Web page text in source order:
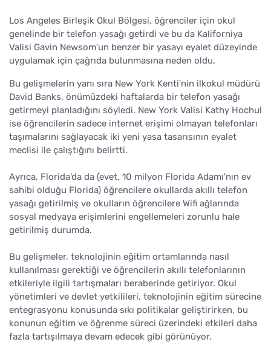
Los Angeles Birleşik Okul Bölgesi, öğrenciler için okul
genelinde bir telefon yasağı getirdi ve bu da Kaliforniya
Valisi Gavin Newsom'un benzer bir yasayı eyalet düzeyinde
uygulamak için çağrıda bulunmasına neden oldu.
Bu gelişmelerin yanı sıra New York Kenti'nin ilkokul müdürü
David Banks, önümüzdeki haftalarda bir telefon yasağı
getirmeyi planladığını söyledi. New York Valisi Kathy Hochul
ise öğrencilerin sadece internet erişimi olmayan telefonları
taşımalarını sağlayacak iki yeni yasa tasarısının eyalet
meclisi ile çalıştığını belirtti.
Ayrıca, Florida'da da (evet, 10 milyon Florida Adamı'nın ev
sahibi olduğu Florida) öğrencilere okullarda akıllı telefon
yasağı getirilmiş ve okulların öğrencilere Wifi ağlarında
sosyal medyaya erişimlerini engellemeleri zorunlu hale
getirilmiş durumda.
Bu gelişmeler, teknolojinin eğitim ortamlarında nasıl
kullanılması gerektiği ve öğrencilerin akıllı telefonlarının
etkileriyle ilgili tartışmaları beraberinde getiriyor. Okul
yönetimleri ve devlet yetkilileri, teknolojinin eğitim sürecine
entegrasyonu konusunda sıkı politikalar geliştirirken, bu
konunun eğitim ve öğrenme süreci üzerindeki etkileri daha
fazla tartışılmaya devam edecek gibi görünüyor.